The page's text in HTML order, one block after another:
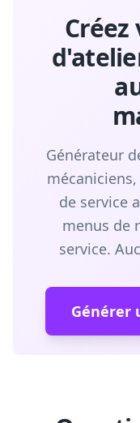
Créez
Générateur
de service
menus de
service.